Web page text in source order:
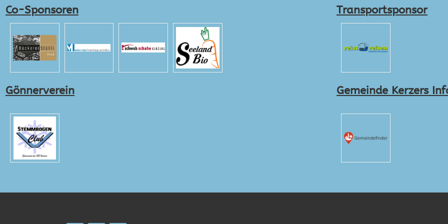
Co-Sponsoren Transportsponsor
Gönnerverein Gemeinde Kerzers